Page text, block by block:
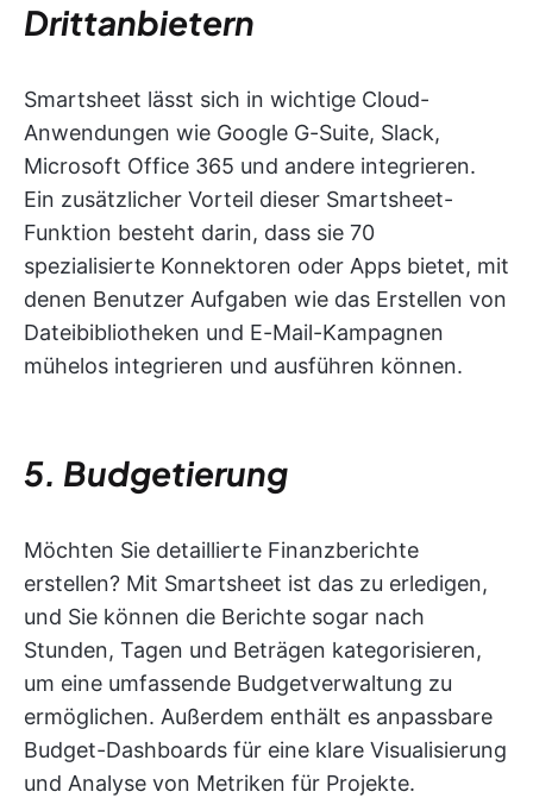
Drittanbietern
Smartsheet lässt sich in wichtige Cloud-
Anwendungen wie Google G-Suite, Slack,
Microsoft Office 365 und andere integrieren.
Ein zusätzlicher Vorteil dieser Smartsheet-
Funktion besteht darin, dass sie 70
spezialisierte Konnektoren oder Apps bietet, mit
denen Benutzer Aufgaben wie das Erstellen von
Dateibibliotheken und E-Mail-Kampagnen
mühelos integrieren und ausführen können.
5. Budgetierung
Möchten Sie detaillierte Finanzberichte
erstellen? Mit Smartsheet ist das zu erledigen,
und Sie können die Berichte sogar nach
Stunden, Tagen und Beträgen kategorisieren,
um eine umfassende Budgetverwaltung zu
ermöglichen. Außerdem enthält es anpassbare
Budget-Dashboards für eine klare Visualisierung
und Analyse von Metriken für Projekte.